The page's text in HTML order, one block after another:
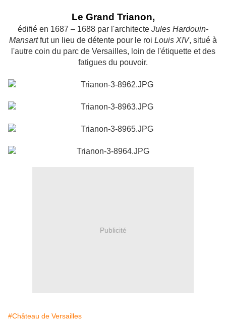
Le Grand Trianon,
édifié en 1687 – 1688 par l'architecte Jules Hardouin-
Mansartfut un lieu de détente pour le roi Louis XIV, situé à
l'autre coin du parcde Versailles, loin de l'étiquette et des
fatigues du pouvoir.
Publicité
#Château de Versailles